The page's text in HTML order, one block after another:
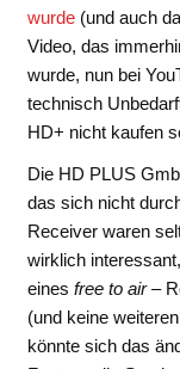
wurde(und auch
Video, das
wurde, nun bei
technisch
HD+ nicht kaufen
Die HD PLUS
das sich nicht
Receiver waren
wirklich
eines free to air–
(und keine
könnte sich das